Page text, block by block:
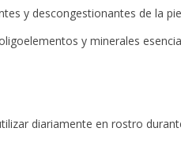
y descongestionantes de la
y minerales
diariamente en rostro